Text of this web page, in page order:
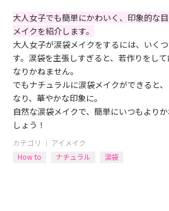
大人女子でも簡単にかわいく、印象的な
メイクを紹介します。
大人女子が涙袋メイクをするには、いく
す。涙袋を主張しすぎると、若作りをし
なりかねません。
でもナチュラルに涙袋メイクができると
なり、華やかな印象に。
自然な涙袋メイクで、簡単にいつもより
しょう！
カテゴリ ｜ アイメイク
How to
ナチュラル 涙袋